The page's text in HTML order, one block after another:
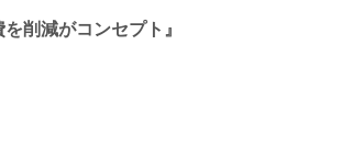
削減がコンセプト』